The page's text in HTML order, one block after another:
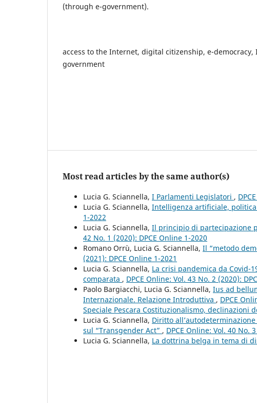
(through e-government).
access to the Internet, digital citizenship, e-democracy,
government
Most read articles by the same author(s)
Lucia G. Sciannella, I Parlamenti Legislatori ,
Lucia G. Sciannella, Intelligenza artificiale,
1-2022
Lucia G. Sciannella, Il principio di partecipazione
42 No. 1 (2020): DPCE Online 1-2020
Romano Orrù, Lucia G. Sciannella, Il “metodo
(2021): DPCE Online 1-2021
Lucia G. Sciannella, La crisi pandemica da Covid-
comparata , DPCE Online: Vol. 43 No. 2 (2020):
Paolo Bargiacchi, Lucia G. Sciannella, Ius ad
Internazionale. Relazione Introduttiva , DPCE
Speciale Pescara Costituzionalismo,
Lucia G. Sciannella, Diritto
sul “Transgender Act” , DPCE Online: Vol. 40 No.
Lucia G. Sciannella, La dottrina belga in tema di